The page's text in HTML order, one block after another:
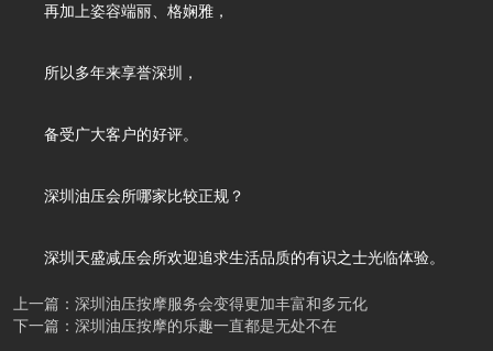
再加上姿容端丽、格娴雅，
所以多年来享誉深圳，
备受广大客户的好评。
深圳油压会所哪家比较正规？
深圳天盛减压会所欢迎追求生活品质的有识之士光临体验。
上一篇：深圳油压按摩服务会变得更加丰富和多元化
下一篇：深圳油压按摩的乐趣一直都是无处不在